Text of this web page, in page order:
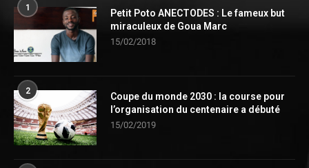
1
Petit Poto ANECTODES : Le fameux but
miraculeux de Goua Marc
15/02/2018
2
Coupe du monde 2030 : la course pour
l’organisation du centenaire a débuté
15/02/2019